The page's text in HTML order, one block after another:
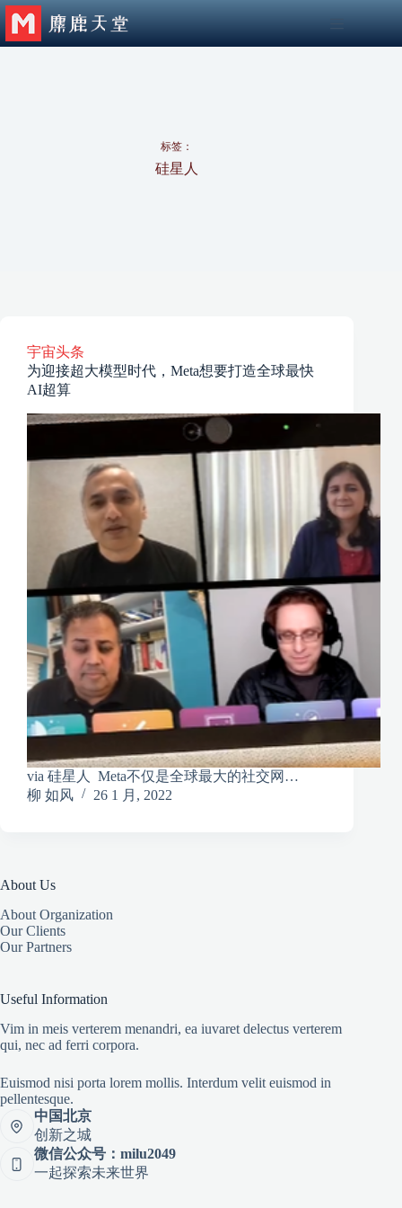
跳
至
标签：
硅星人
宇宙头条
为迎接超大模型时代，Meta想要打造全球最快
AI超算
via 硅星人 Meta不仅是全球最大的社交网…
柳 如风
26 1 月, 2022
About Us
About Organization
Our Clients
Our Partners
Useful Information
Vim in meis verterem menandri, ea iuvaret delectus verterem
qui, nec ad ferri corpora.
Euismod nisi porta lorem mollis. Interdum velit euismod in
pellentesque.
中国北京
创新之城
微信公众号：milu2049
一起探索未来世界